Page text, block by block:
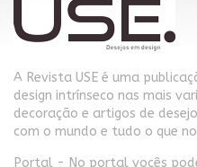
A Revista USE é uma
design intrínseco nas mais
decoração e artigos de
com o mundo e tudo o que
Portal - No portal vocês